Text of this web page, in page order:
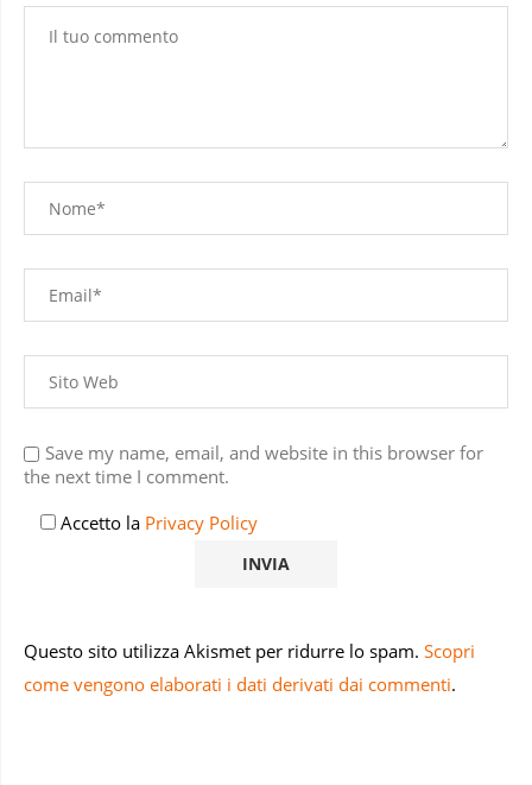
the next time I comment.
come vengono elaborati i dati derivati dai commenti.